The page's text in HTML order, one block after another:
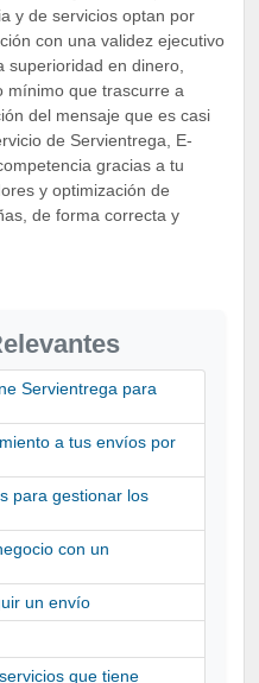
y de servicios optan por
con una validez ejecutivo
superioridad en dinero,
mínimo que trascurre a
del mensaje que es casi
de Servientrega, E-
gracias a tu
y optimización de
de forma correcta y
Servientrega para
a tus envíos por
para gestionar los
con un
un envío
que tiene